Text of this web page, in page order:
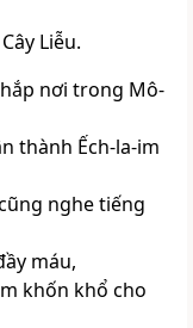
Liễu.
nơi trong Mô-
thành Ếch-la-im
nghe tiếng
máu,
khốn khổ cho